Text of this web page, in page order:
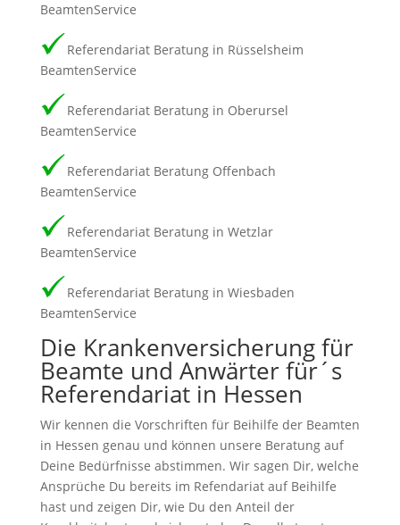
BeamtenService
Referendariat Beratung in Rüsselsheim
BeamtenService
Referendariat Beratung in Oberursel
BeamtenService
Referendariat Beratung Offenbach
BeamtenService
Referendariat Beratung in Wetzlar
BeamtenService
Referendariat Beratung in Wiesbaden
BeamtenService
Die Krankenversicherung für
Beamte und Anwärter für´s
Referendariat in Hessen
Wir kennen die Vorschriften für Beihilfe der Beamten
in Hessen genau und können unsere Beratung auf
Deine Bedürfnisse abstimmen. Wir sagen Dir, welche
Ansprüche Du bereits im Refendariat auf Beihilfe
hast und zeigen Dir, wie Du den Anteil der